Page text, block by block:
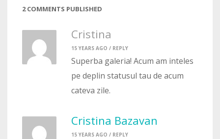
2 COMMENTS PUBLISHED
Cristina
15 YEARS AGO / REPLY
Superba galeria! Acum am inteles
pe deplin statusul tau de acum
cateva zile.
Cristina Bazavan
15 YEARS AGO / REPLY